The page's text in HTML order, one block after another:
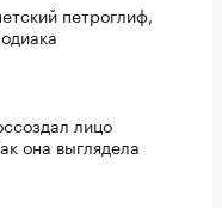
петроглиф,
лицо
она выглядела